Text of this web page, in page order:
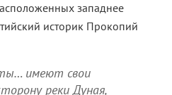
западнее
историк Прокопий
имеют свои
реки Дуная,